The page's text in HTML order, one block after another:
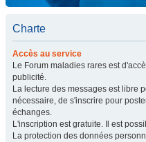
Charte
Accès au service
Le Forum maladies rares est
publicité.
La lecture des messages est libre
nécessaire, de s'inscrire pour
échanges.
L'inscription est gratuite. Il est
La protection des données